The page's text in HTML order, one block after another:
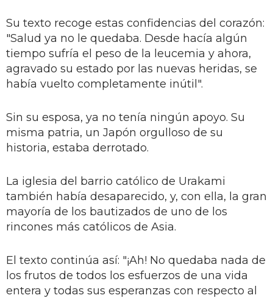
Su texto recoge estas confidencias del corazón:
"Salud ya no le quedaba. Desde hacía algún
tiempo sufría el peso de la leucemia y ahora,
agravado su estado por las nuevas heridas, se
había vuelto completamente inútil".
Sin su esposa, ya no tenía ningún apoyo. Su
misma patria, un Japón orgulloso de su
historia, estaba derrotado.
La iglesia del barrio católico de Urakami
también había desaparecido, y, con ella, la gran
mayoría de los bautizados de uno de los
rincones más católicos de Asia.
El texto continúa así: "¡Ah! No quedaba nada de
los frutos de todos los esfuerzos de una vida
entera y todas sus esperanzas con respecto al